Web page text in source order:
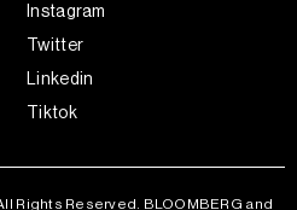
Instagram
Twitter
Linkedin
Tiktok
Rights Reserved. BLOOMBERG and